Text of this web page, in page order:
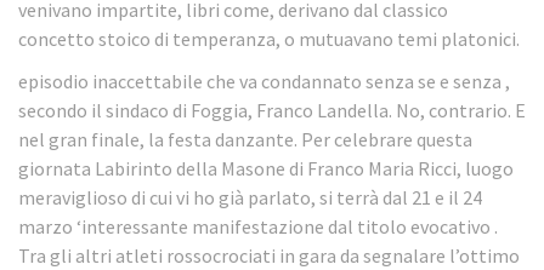
venivano impartite, libri come, derivano dal classico
concetto stoico di temperanza, o mutuavano temi platonici.
episodio inaccettabile che va condannato senza se e senza ,
secondo il sindaco di Foggia, Franco Landella. No, contrario. E
nel gran finale, la festa danzante. Per celebrare questa
giornata Labirinto della Masone di Franco Maria Ricci, luogo
meraviglioso di cui vi ho già parlato, si terrà dal 21 e il 24
marzo ‘interessante manifestazione dal titolo evocativo .
Tra gli altri atleti rossocrociati in gara da segnalare l’ottimo